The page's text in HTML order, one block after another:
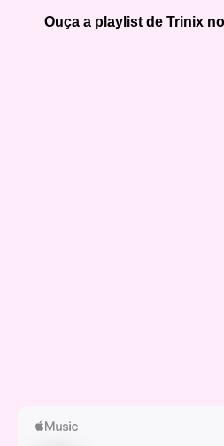
Ouça a playlist de Trinix